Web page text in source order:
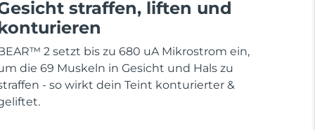
straffen, liften und
2 setzt bis zu 680 uA Mikrostrom ein,
die 69 Muskeln in Gesicht und Hals zu
- so wirkt dein Teint konturierter &